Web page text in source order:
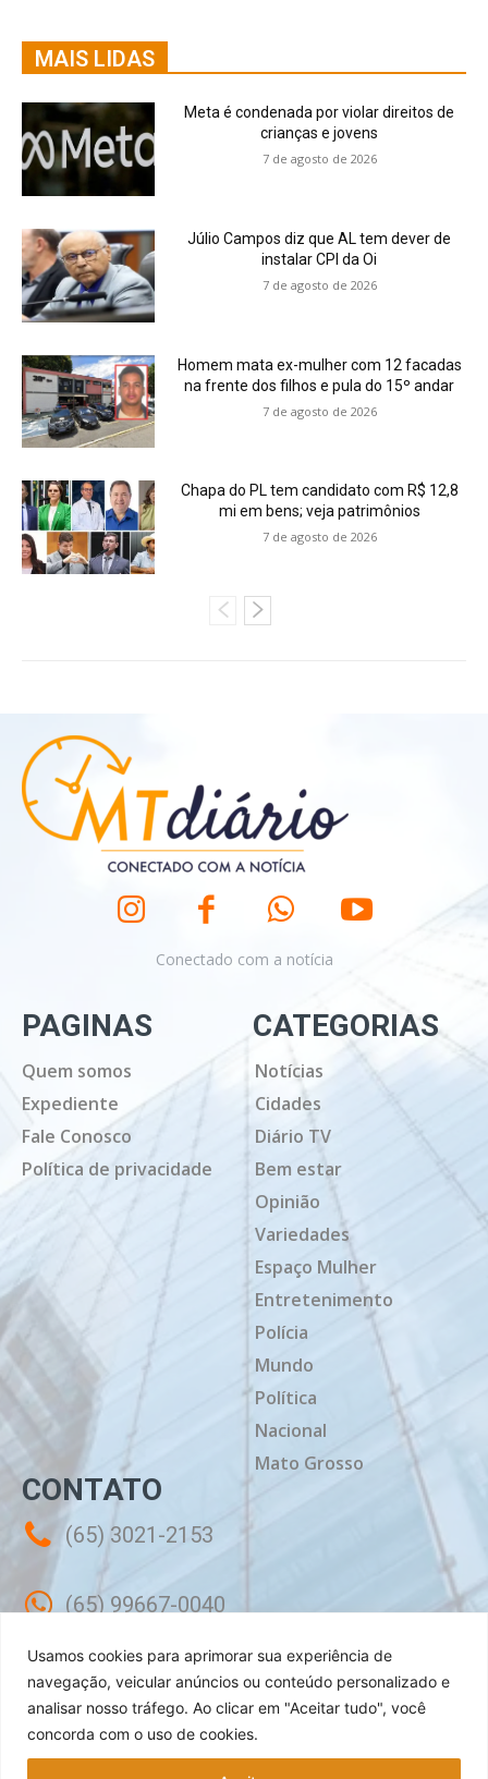
Usamos cookies para aprimorar sua experiência de
navegação, veicular anúncios ou conteúdo personalizado e
analisar nosso tráfego. Ao clicar em "Aceitar tudo", você
concorda com o uso de cookies.
MAIS LIDAS
Meta é condenada por violar direitos de
crianças e jovens
7 de agosto de 2026
Júlio Campos diz que AL tem dever de
instalar CPI da Oi
7 de agosto de 2026
Homem mata ex-mulher com 12 facadas
na frente dos filhos e pula do 15º andar
7 de agosto de 2026
Chapa do PL tem candidato com R$ 12,8
mi em bens; veja patrimônios
7 de agosto de 2026
Conectado com a notícia
PAGINAS
Quem somos
Expediente
Fale Conosco
Política de privacidade
CATEGORIAS
Notícias
Cidades
Diário TV
Bem estar
Opinião
Variedades
Espaço Mulher
Entretenimento
Polícia
Mundo
Política
Nacional
Mato Grosso
CONTATO
(65) 3021-2153
(65) 99667-0040
contato@mtdiario.com.br
Rua Célebes, 50 - Sala 02 - Jardim